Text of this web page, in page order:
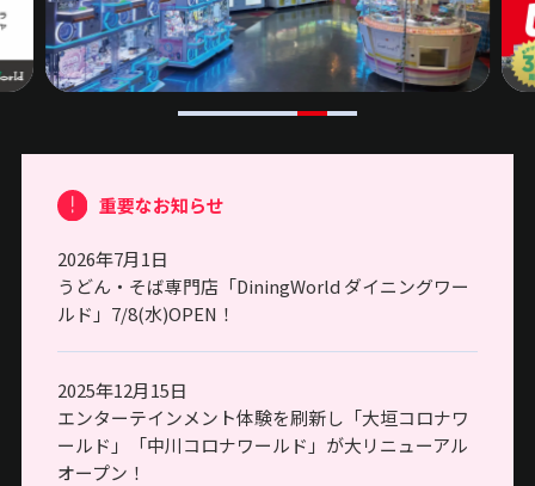
重要なお知らせ
2026年7月1日
うどん・そば専門店「DiningWorld ダイニングワー
ルド」7/8(水)OPEN！
2025年12月15日
エンターテインメント体験を刷新し「大垣コロナワ
ールド」「中川コロナワールド」が大リニューアル
オープン！